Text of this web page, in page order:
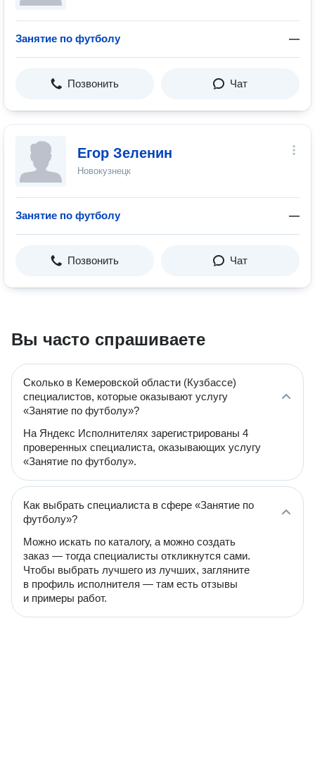
Занятие по футболу —
Позвонить Чат
Егор Зеленин
Новокузнецк
Занятие по футболу —
Позвонить Чат
Вы часто спрашиваете
Сколько в Кемеровской области (Кузбассе)
специалистов, которые оказывают услугу
«Занятие по футболу»?
На Яндекс Исполнителях зарегистрированы 4
проверенных специалиста, оказывающих услугу
«Занятие по футболу».
Как выбрать специалиста в сфере «Занятие по
футболу»?
Можно искать по каталогу, а можно создать
заказ — тогда специалисты откликнутся сами.
Чтобы выбрать лучшего из лучших, загляните
в профиль исполнителя — там есть отзывы
и примеры работ.